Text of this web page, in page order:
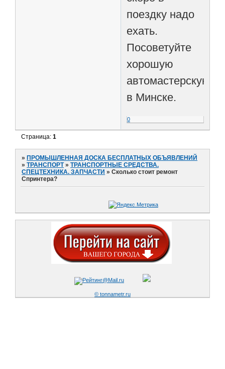
поездку надо
ехать.
Посоветуйте
хорошую
автомастерскую
в Минске.
0
Страница:1
» ПРОМЫШЛЕННАЯ ДОСКА БЕСПЛАТНЫХ ОБЪЯВЛЕНИЙ
»ТРАНСПОРТ »ТРАНСПОРТНЫЕ СРЕДСТВА.
СПЕЦТЕХНИКА. ЗАПЧАСТИ »Сколько стоит ремонт
Спринтера?
© tonnametr.ru